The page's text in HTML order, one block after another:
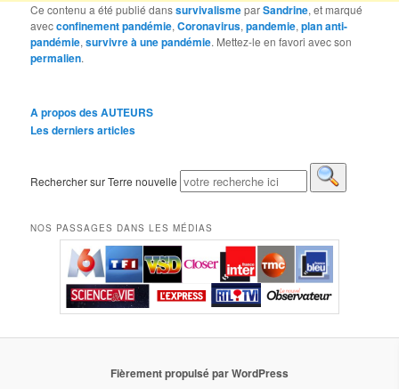
Ce contenu a été publié danssurvivalismeparSandrine, et marqué
avecconfinement pandémie,Coronavirus,pandemie,plan anti-
pandémie,survivre à une pandémie. Mettez-le en favori avec son
permalien.
A propos des AUTEURS
Les derniers articles
Rechercher sur Terre nouvelle
NOS PASSAGES DANS LES MÉDIAS
Fièrement propulsé par WordPress